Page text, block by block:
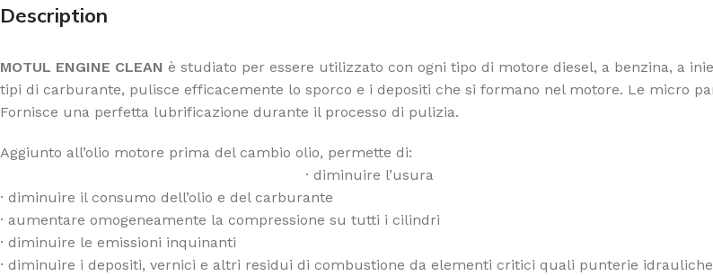
Description
MOTUL ENGINE CLEAN è studiato per essere utilizzato con ogni tipo di motore diesel, a benzina, a
tipi di carburante, pulisce efficacemente lo sporco e i depositi che si formano nel motore. Le micro
Fornisce una perfetta lubrificazione durante il processo di pulizia.
Aggiunto all’olio motore prima del
· diminuire l’usura
· diminuire il consumo dell’olio e del carburante
· aumentare omogeneamente la compressione su tutti i cilindri
· diminuire le emissioni inquinanti
· diminuire i depositi, vernici e altri residui di combustione da elementi critici quali punterie